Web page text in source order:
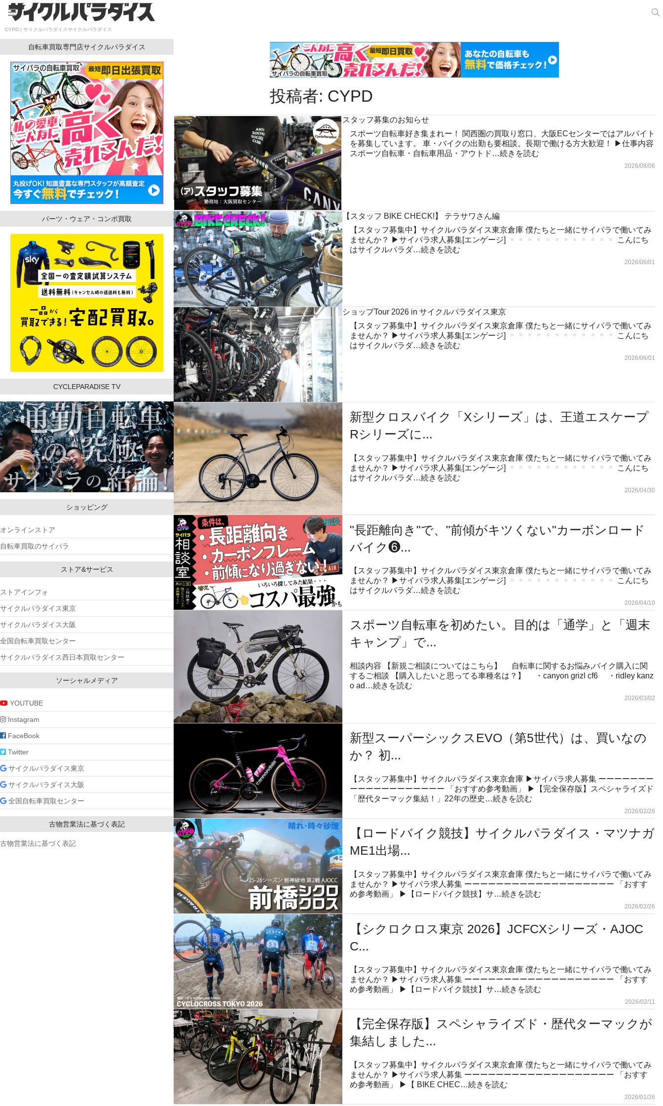
ス
ッ
CYPD | サイクルパラダイスサイクルパラダイス
投稿者: CYPD
スタッフ募集のお知らせ
スポーツ自転車好き集まれー！ 関西圏の買取り窓口、大阪ECセンターではアルバイト
を募集しています。 車・バイクの出勤も要相談。長期で働ける方大歓迎！ ▶︎仕事内容
スポーツ自転車・自転車用品・アウトド…続きを読む
2026/08/06
【スタッフ BIKE CHECK!】 テラサワさん編
【スタッフ募集中】サイクルパラダイス東京倉庫 僕たちと一緒にサイパラで働いてみ
ませんか？ ▶︎サイパラ求人募集[エンゲージ]
こんにち
はサイクルパラダ…続きを読む
2026/06/01
ショップTour 2026 in サイクルパラダイス東京
【スタッフ募集中】サイクルパラダイス東京倉庫 僕たちと一緒にサイパラで働いてみ
ませんか？ ▶︎サイパラ求人募集[エンゲージ]
こんにち
はサイクルパラダ…続きを読む
2026/06/01
新型クロスバイク「Xシリーズ」は、王道エスケープ
Rシリーズに...
【スタッフ募集中】サイクルパラダイス東京倉庫 僕たちと一緒にサイパラで働いてみ
ませんか？ ▶︎サイパラ求人募集[エンゲージ]
こんにち
はサイクルパラダ…続きを読む
2026/04/30
"長距離向き"で、"前傾がキツくない"カーボンロード
バイク❻...
【スタッフ募集中】サイクルパラダイス東京倉庫 僕たちと一緒にサイパラで働いてみ
ませんか？ ▶︎サイパラ求人募集[エンゲージ]
こんにち
はサイクルパラダ…続きを読む
2026/04/10
スポーツ自転車を初めたい。目的は「通学」と「週末
キャンプ」で...
相談内容 【新規ご相談についてはこちら】 自転車に関するお悩み,バイク購入に関
するご相談 【購入したいと思ってる車種名は？】 ・canyon grizl cf6 ・ridley kanz
o ad…続きを読む
2026/03/02
新型スーパーシックスEVO（第5世代）は、買いなの
か？ 初...
【スタッフ募集中】サイクルパラダイス東京倉庫 ▶︎サイパラ求人募集 ーーーーーーー
ーーーーーーーーーーーー 「おすすめ参考動画」 ▶︎【完全保存版】スペシャライズド
「歴代ターマック集結！」22年の歴史…続きを読む
2026/02/26
【ロードバイク競技】サイクルパラダイス・マツナガ
ME1出場...
【スタッフ募集中】サイクルパラダイス東京倉庫 僕たちと一緒にサイパラで働いてみ
ませんか？ ▶︎サイパラ求人募集 ーーーーーーーーーーーーーーーーーーー 「おすす
め参考動画」 ▶︎【ロードバイク競技】サ…続きを読む
2026/02/26
【シクロクロス東京 2026】JCFCXシリーズ・AJOC
C...
【スタッフ募集中】サイクルパラダイス東京倉庫 僕たちと一緒にサイパラで働いてみ
ませんか？ ▶︎サイパラ求人募集 ーーーーーーーーーーーーーーーーーーー 「おすす
め参考動画」 ▶︎【ロードバイク競技】サ…続きを読む
2026/02/11
【完全保存版】スペシャライズド・歴代ターマックが
集結しました...
【スタッフ募集中】サイクルパラダイス東京倉庫 僕たちと一緒にサイパラで働いてみ
ませんか？ ▶︎サイパラ求人募集 ーーーーーーーーーーーーーーーーーーー 「おすす
め参考動画」 ▶︎【 BIKE CHEC…続きを読む
2026/01/26
自転車買取専門店サイクルパラダイス
パーツ・ウェア・コンポ買取
CYCLEPARADISE TV
ショッピング
オンラインストア
自転車買取のサイパラ
ストア&サービス
ストアインフォ
サイクルパラダイス東京
サイクルパラダイス大阪
全国自転車買取センター
サイクルパラダイス西日本買取センター
ソーシャルメディア
YOUTUBE
Instagram
FaceBook
Twitter
サイクルパラダイス東京
サイクルパラダイス大阪
全国自転車買取センター
古物営業法に基づく表記
古物営業法に基づく表記